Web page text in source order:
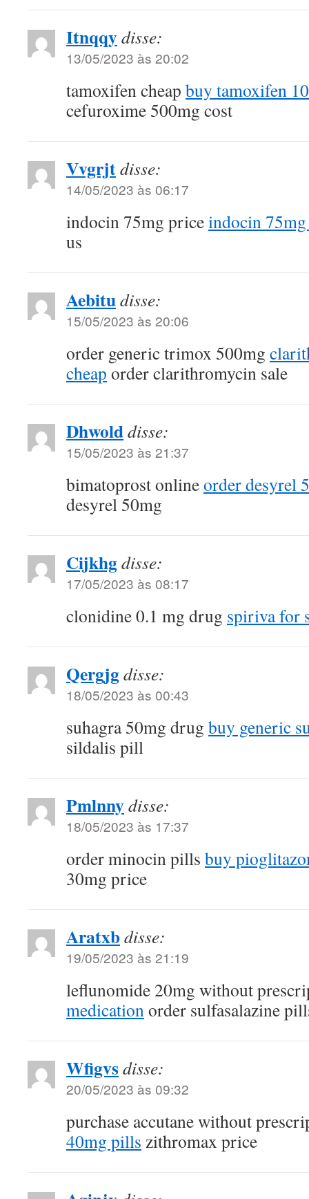
Itnqqydisse:
13/05/2023 às 20:02
tamoxifen cheap buy tamoxifen
cefuroxime 500mg cost
Vvgrjtdisse:
14/05/2023 às 06:17
indocin 75mg priceindocin
us
Aebitudisse:
15/05/2023 às 20:06
order generic trimox 500mg
cheap order clarithromycin sale
Dhwolddisse:
15/05/2023 às 21:37
bimatoprost onlineorder desyrel
desyrel 50mg
Cijkhgdisse:
17/05/2023 às 08:17
clonidine 0.1 mg drug spiriva for
Qergjgdisse:
18/05/2023 às 00:43
suhagra 50mg drug buy generic
sildalis pill
Pmlnnydisse:
18/05/2023 às 17:37
order minocin pills buy
30mg price
Aratxbdisse:
19/05/2023 às 21:19
leflunomide 20mg without
medicationorder sulfasalazine
Wfigvsdisse:
20/05/2023 às 09:32
purchase accutane without
40mg pills zithromax price